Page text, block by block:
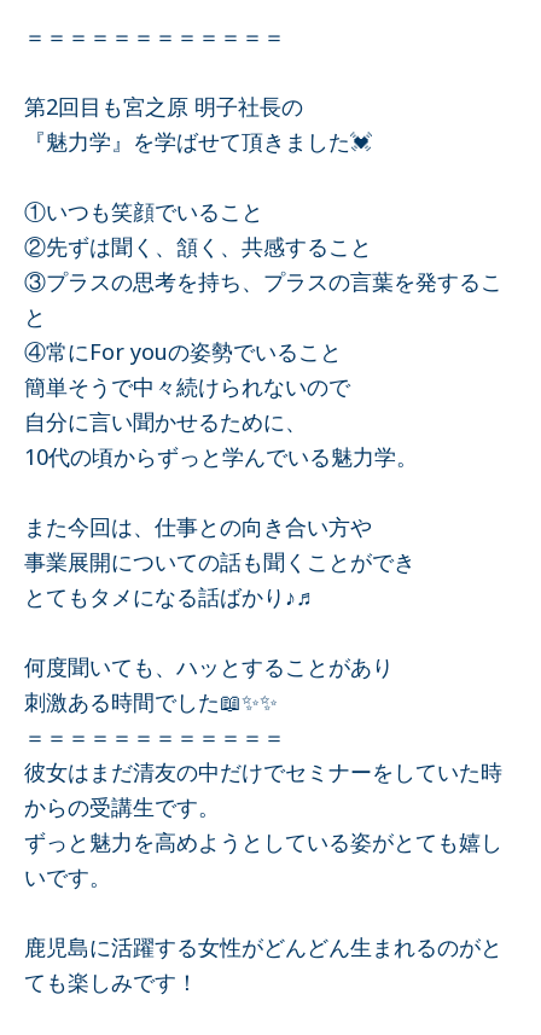
＝＝＝＝＝＝＝＝＝＝＝＝
第2回目も宮之原 明子社長の
『魅力学』を学ばせて頂きました💓
①いつも笑顔でいること
②先ずは聞く、頷く、共感すること
③プラスの思考を持ち、プラスの言葉を発するこ
と
④常にFor youの姿勢でいること
簡単そうで中々続けられないので
自分に言い聞かせるために、
10代の頃からずっと学んでいる魅力学。
また今回は、仕事との向き合い方や
事業展開についての話も聞くことができ
とてもタメになる話ばかり♪♬
何度聞いても、ハッとすることがあり
刺激ある時間でした📖✨✨
＝＝＝＝＝＝＝＝＝＝＝＝
彼女はまだ清友の中だけでセミナーをしていた時
からの受講生です。
ずっと魅力を高めようとしている姿がとても嬉し
いです。
鹿児島に活躍する女性がどんどん生まれるのがと
ても楽しみです！